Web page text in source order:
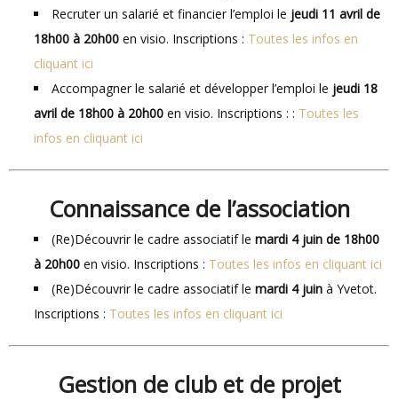
Recruter un salarié et financier l’emploi le jeudi 11 avril de
18h00 à 20h00 en visio. Inscriptions : Toutes les infos en
cliquant ici
Accompagner le salarié et développer l’emploi le jeudi 18
avril de 18h00 à 20h00 en visio. Inscriptions : : Toutes les
infos en cliquant ici
Connaissance de l’association
(Re)Découvrir le cadre associatif le mardi 4 juin de 18h00
à 20h00 en visio. Inscriptions : Toutes les infos en cliquant ici
(Re)Découvrir le cadre associatif le mardi 4 juin à Yvetot.
Inscriptions : Toutes les infos en cliquant ici
Gestion de club et de projet